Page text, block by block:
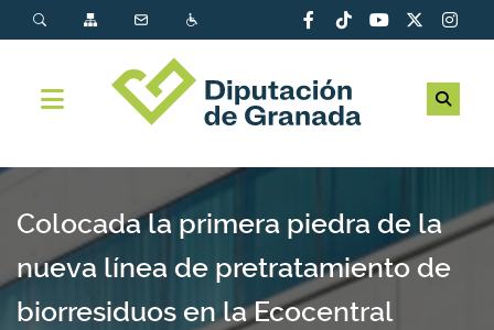
Colocada la primera piedra de la
nueva línea de pretratamiento de
biorresiduos en la Ecocentral